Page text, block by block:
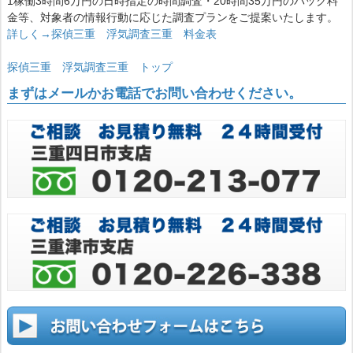
金等、対象者の情報行動に応じた調査プランをご提案いたします。
詳しく→探偵三重 浮気調査三重 料金表
探偵三重 浮気調査三重 トップ
まずはメールかお電話でお問い合わせください。